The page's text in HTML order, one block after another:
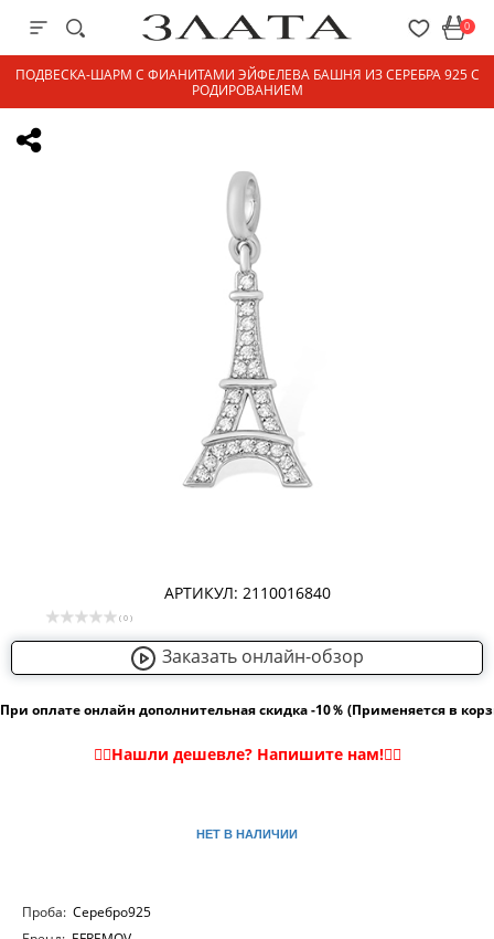
0
ПОДВЕСКА-ШАРМ С ФИАНИТАМИ ЭЙФЕЛЕВА БАШНЯ ИЗ СЕРЕБРА 925 С
РОДИРОВАНИЕМ
АРТИКУЛ: 2110016840
( 0 )
Заказать онлайн-обзор
При оплате онлайн дополнительная скидка -10％ (Применяется в
НЕТ В НАЛИЧИИ
Проба: Серебро925